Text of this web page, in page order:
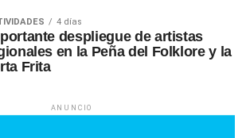
4 días
despliegue de artistas
en la Peña del Folklore y la
Frita
ANUNCIO